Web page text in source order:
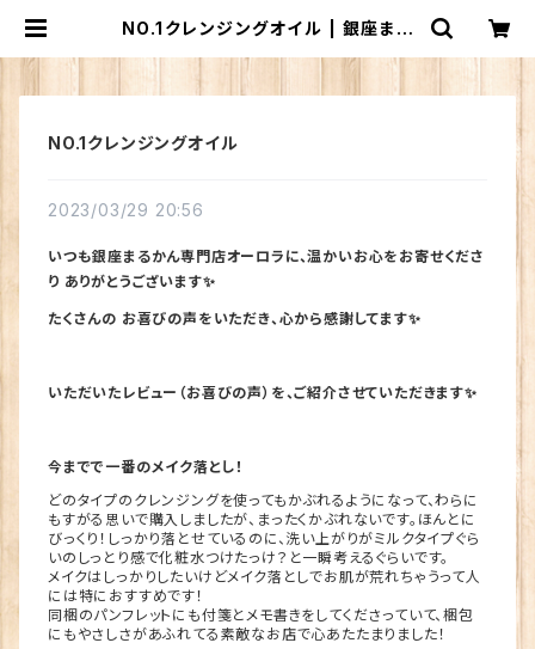
NO.1クレンジングオイル | 銀座まる
NO.1クレンジングオイル
2023/03/29 20:56
いつも銀座まるかん専門店オーロラに、温かいお心をお寄せくださ
り ありがとうございます✨
たくさんの お喜びの声をいただき、心から感謝してます✨
いただいたレビュー（お喜びの声）を、ご紹介させていただきます✨
今までで一番のメイク落とし！
どのタイプのクレンジングを使ってもかぶれるようになって、わらに
もすがる思いで購入しましたが、まったくかぶれないです。ほんとに
びっくり！しっかり落とせているのに、洗い上がりがミルクタイプぐら
いのしっとり感で化粧水つけたっけ？と一瞬考えるぐらいです。
メイクはしっかりしたいけどメイク落としでお肌が荒れちゃうって人
には特におすすめです！
同梱のパンフレットにも付箋とメモ書きをしてくださっていて、梱包
にもやさしさがあふれてる素敵なお店で心あたたまりました！